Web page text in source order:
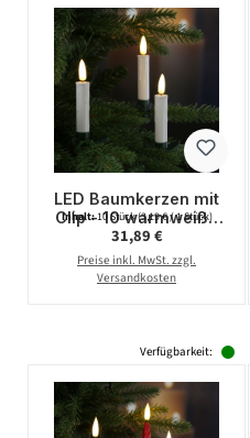
LED Baumkerzen mit
Clip - 10 warmweiße
LED - kabellos -
Fernbedienung -
Timer - für Innen -
Inhalt:10 Stück(3,19 € / 1 Stück)
Regulärer Preis:
31,89 €
Preise inkl. MwSt. zzgl.
Versandkosten
Verfügbarkeit: